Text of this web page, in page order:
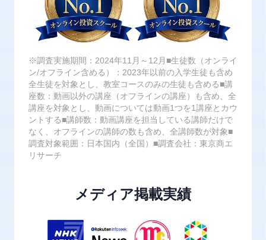
※調査実施期間：2024年11月～12月■生徒数（オンライ
ン/オフライン含める）：2023年以前の入学生徒も含め
全生徒を対象とし、教室コースのみの生徒も含める■講
座数：動画以外の講座（オフラインの講座）も含め、全
講座を対象とし、動画については動画1つを1講座とカウ
ントする■講師数：動画講座を担当している講師だけで
なく、オフラインの講師の数も含め、全講師数が対象■
調査対象範囲：日本国内（全国）■調査会社：東京商エ
リサーチ
メディア掲載実績